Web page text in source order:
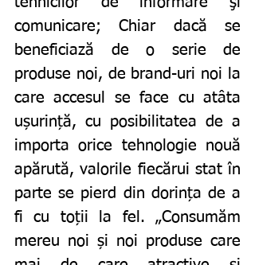
comunicare; Chiar dacă se
beneficiază de o serie de
produse noi, de brand-uri noi la
care accesul se face cu atâta
ușurință, cu posibilitatea de a
importa orice tehnologie nouă
apărută, valorile fiecărui stat în
parte se pierd din dorința de a
fi cu toții la fel. „Consumăm
mereu noi și noi produse care